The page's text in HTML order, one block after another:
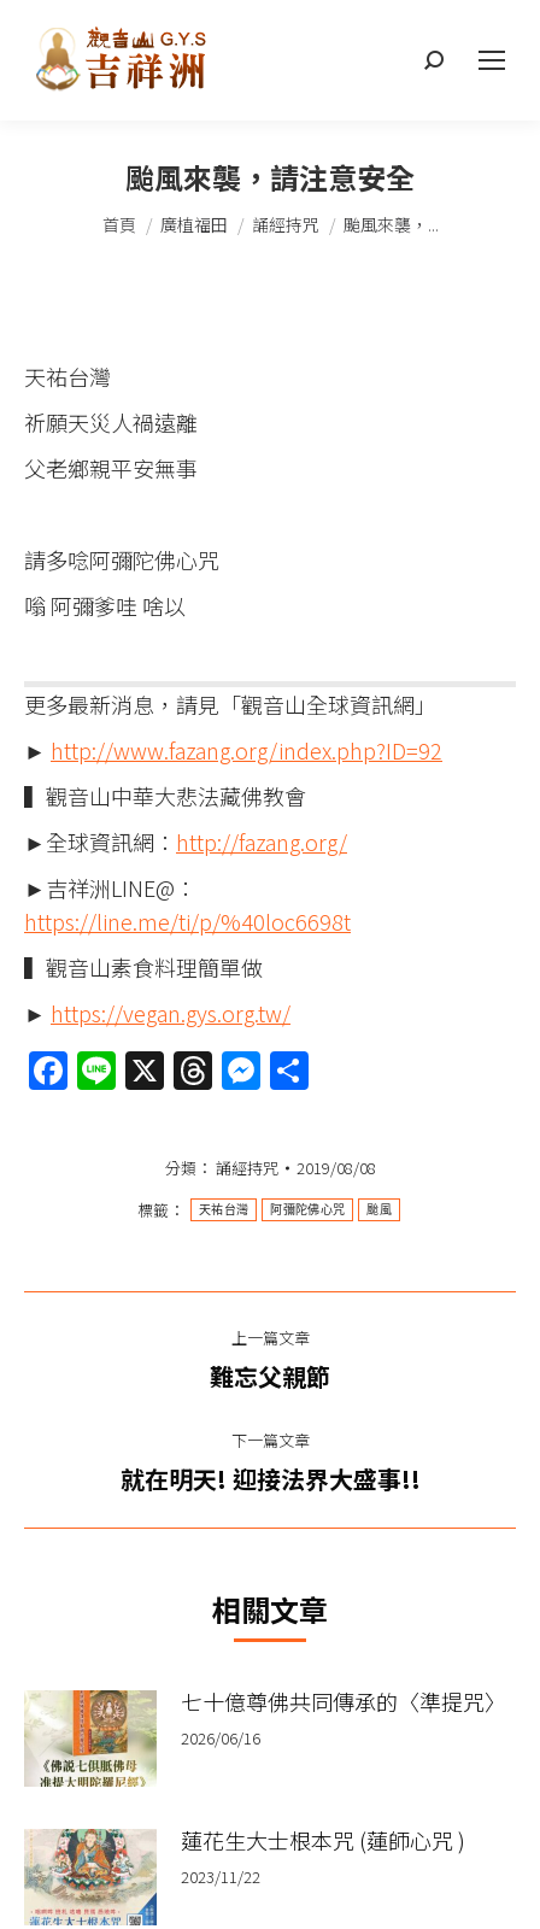
搜
颱風來襲，請注意安全
您在這裡：
首頁 廣植福田 誦經持咒 颱風來襲，...
天祐台灣
祈願天災人禍遠離
父老鄉親平安無事
請多唸阿彌陀佛心咒
嗡 阿彌爹哇 啥以
更多最新消息，請見「觀音山全球資訊網」
► http://www.fazang.org/index.php?ID=92
▍觀音山中華大悲法藏佛教會
►全球資訊網： http://fazang.org/
►吉祥洲LINE@：
https://line.me/ti/p/%40loc6698t
▍觀音山素食料理簡單做
► https://vegan.gys.org.tw/
Facebook
Line
X Threads
Messenger
分類： 誦經持咒
2019/08/08
標籤：
天祐台灣 阿彌陀佛心咒 颱風
上一篇文章
上
篇
文
難忘父親節
下一篇文章
下
章：
就在明天! 迎接法界大盛事!!
相關文章
七十億尊佛共同傳承的〈準提咒〉
2026/06/16
蓮花生大士根本咒 (蓮師心咒 )
2023/11/22